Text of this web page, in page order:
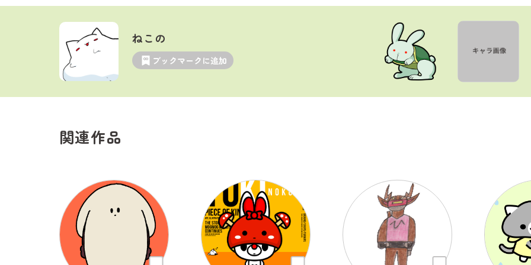
ねこの
ブックマークに追加
関連作品